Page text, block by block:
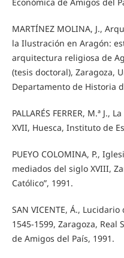
Económica de Amigos del
MARTÍNEZ MOLINA, J.,
la Ilustración en Aragón:
arquitectura religiosa de
(tesis doctoral), Zaragoza,
Departamento de Historia
PALLARÉS FERRER, M.ª
XVII, Huesca, Instituto de
PUEYO COLOMINA, P.,
mediados del siglo XVIII,
Católico”, 1991.
SAN VICENTE, Á.,
1545-1599, Zaragoza, Real
de Amigos del País, 1991.